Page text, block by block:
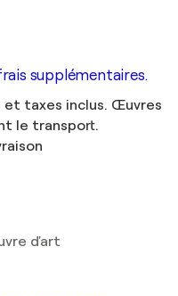
supplémentaires.
et taxes inclus. Œuvres
le transport.
d'art